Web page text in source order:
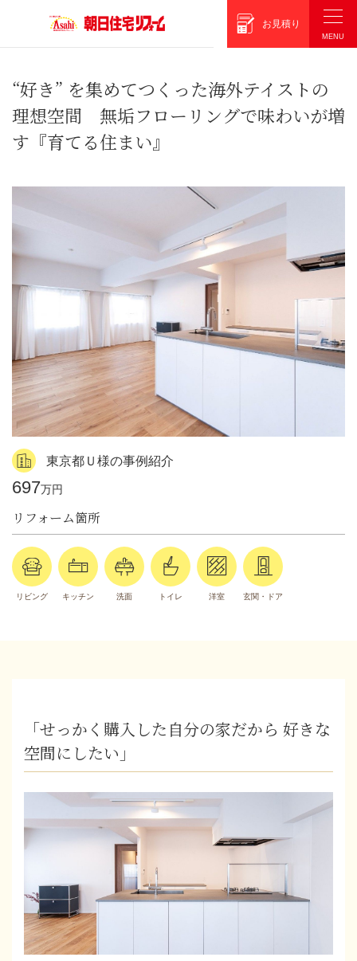
お見積り
“好き” を集めてつくった海外テイストの
理想空間 無垢フローリングで味わいが増
す『育てる住まい』
東京都Ｕ様の事例紹介
697万円
リフォーム箇所
リビング キッチン 洗面 トイレ 洋室 玄関・ドア
「せっかく購入した自分の家だから 好きな
空間にしたい」